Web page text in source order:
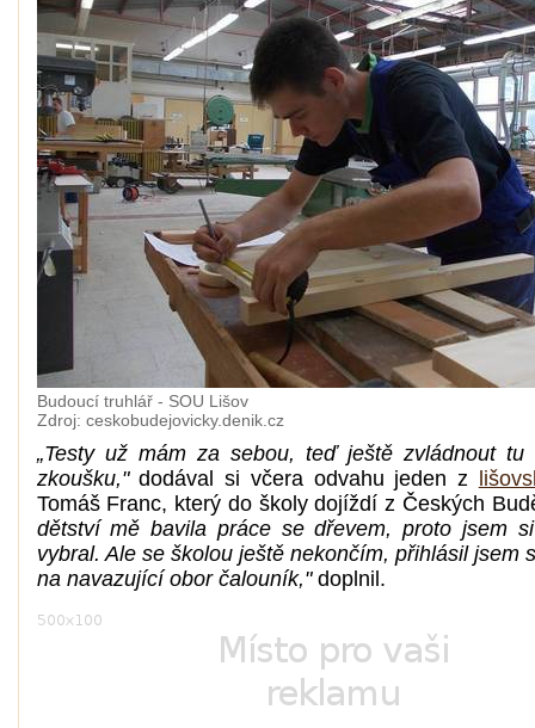
Budoucí truhlář - SOU Lišov
Zdroj: ceskobudejovicky.denik.cz
„Testy už mám za sebou, teď ještě zvládnout tu
zkoušku,"dodával si včera odvahu jeden z
Tomáš Franc, který do školy dojíždí z Českých
dětství mě bavila práce se dřevem, proto jsem
vybral. Ale se školou ještě nekončím, přihlásil jsem
na navazující obor čalouník,"doplnil.